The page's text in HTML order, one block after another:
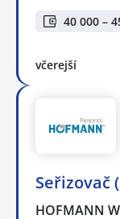
40 000 –
včerejší
Seřizovač
HOFMANN